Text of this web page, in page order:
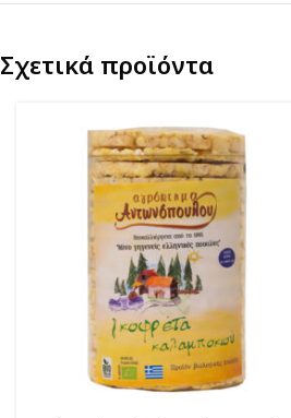
Σχετικά προϊόντα